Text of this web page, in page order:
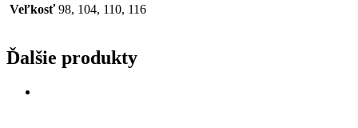
Veľkosť 98, 104, 110, 116
Ďalšie produkty